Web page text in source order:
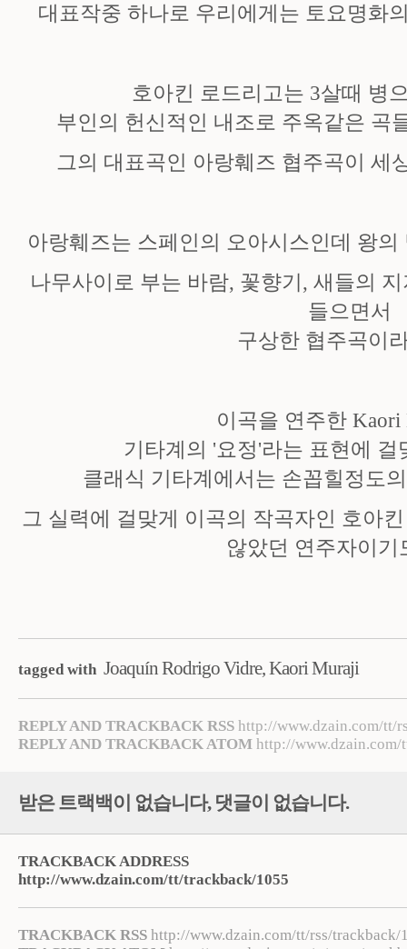
대표작중 하나로 우리에게는 토요명화
호아킨 로드리고는 3살때 병
부인의 헌신적인 내조로 주옥같은 곡
그의 대표곡인 아랑훼즈 협주곡이 세
아랑훼즈는 스페인의 오아시스인데 왕
나무사이로 부는 바람, 꽃향기, 새들의
들으면서
구상한 협주곡이
이곡을 연주한 Kaori
기타계의 '요정'라는 표현에 걸
클래식 기타계에서는 손꼽힐정도
그 실력에 걸맞게 이곡의 작곡자인 호아
않았던 연주자이기
tagged with Joaquín Rodrigo Vidre,Kaori Muraji
REPLY AND TRACKBACK RSS http://www.dzain.com/tt/
REPLY AND TRACKBACK ATOM http://www.dzain.com/
받은 트랙백이 없습니다, 댓글이 없습니다.
TRACKBACK ADDRESS
http://www.dzain.com/tt/trackback/1055
TRACKBACK RSS http://www.dzain.com/tt/rss/trackback/